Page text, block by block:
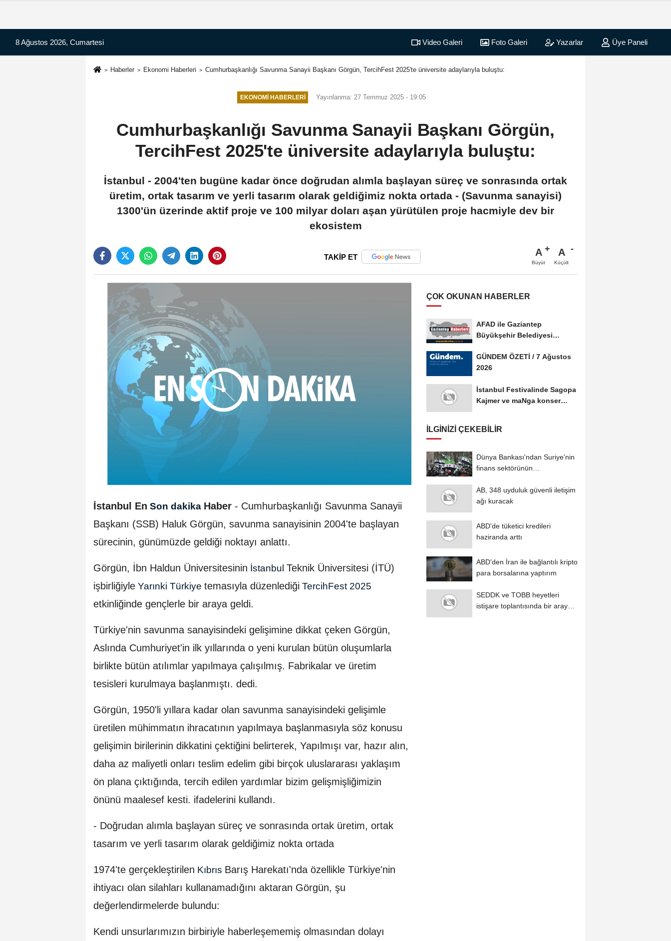
8 Ağustos 2026, Cumartesi Video Galeri Foto Galeri Yazarlar Üye Paneli
Haberler Ekonomi Haberleri Cumhurbaşkanlığı Savunma Sanayii Başkanı Görgün, TercihFest 2025'te üniversite adaylarıyla buluştu:
EKONOMI HABERLERI Yayınlanma: 27 Temmuz 2025 - 19:05
Cumhurbaşkanlığı Savunma Sanayii Başkanı Görgün,
TercihFest 2025'te üniversite adaylarıyla buluştu:
İstanbul - 2004'ten bugüne kadar önce doğrudan alımla başlayan süreç ve sonrasında ortak
üretim, ortak tasarım ve yerli tasarım olarak geldiğimiz nokta ortada - (Savunma sanayisi)
1300'ün üzerinde aktif proje ve 100 milyar doları aşan yürütülen proje hacmiyle dev bir
ekosistem
TAKİP ET A
Büyüt
A
Küçült
İstanbul En Son dakika Haber - Cumhurbaşkanlığı Savunma Sanayii
Başkanı (SSB) Haluk Görgün, savunma sanayisinin 2004'te başlayan
sürecinin, günümüzde geldiği noktayı anlattı.
Görgün, İbn Haldun Üniversitesinin İstanbul Teknik Üniversitesi (İTÜ)
işbirliğiyle Yarınki Türkiye temasıyla düzenlediği TercihFest 2025
etkinliğinde gençlerle bir araya geldi.
Türkiye'nin savunma sanayisindeki gelişimine dikkat çeken Görgün,
Aslında Cumhuriyet'in ilk yıllarında o yeni kurulan bütün oluşumlarla
birlikte bütün atılımlar yapılmaya çalışılmış. Fabrikalar ve üretim
tesisleri kurulmaya başlanmıştı. dedi.
Görgün, 1950'li yıllara kadar olan savunma sanayisindeki gelişimle
üretilen mühimmatın ihracatının yapılmaya başlanmasıyla söz konusu
gelişimin birilerinin dikkatini çektiğini belirterek, Yapılmışı var, hazır alın,
daha az maliyetli onları teslim edelim gibi birçok uluslararası yaklaşım
ön plana çıktığında, tercih edilen yardımlar bizim gelişmişliğimizin
önünü maalesef kesti. ifadelerini kullandı.
- Doğrudan alımla başlayan süreç ve sonrasında ortak üretim, ortak
tasarım ve yerli tasarım olarak geldiğimiz nokta ortada
1974'te gerçekleştirilen Kıbrıs Barış Harekatı'nda özellikle Türkiye'nin
ihtiyacı olan silahları kullanamadığını aktaran Görgün, şu
değerlendirmelerde bulundu:
Kendi unsurlarımızın birbiriyle haberleşememiş olmasından dolayı
ÇOK OKUNAN HABERLER
AFAD ile Gaziantep
Büyükşehir Belediyesi
GÜNDEM ÖZETİ / 7 Ağustos
2026
İstanbul Festivalinde Sagopa
Kajmer ve maNga konser
İLGINIZI ÇEKEBILIR
Dünya Bankası'ndan Suriye'nin
finans sektörünün
AB, 348 uyduluk güvenli iletişim
ağı kuracak
ABD'de tüketici kredileri
haziranda arttı
ABD'den İran ile bağlantılı kripto
para borsalarına yaptırım
SEDDK ve TOBB heyetleri
istişare toplantısında bir araya